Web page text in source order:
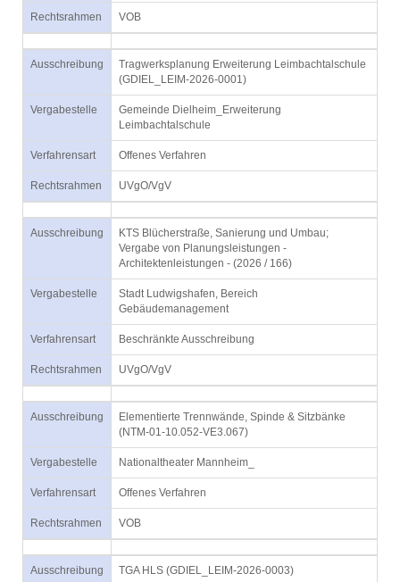
Rechtsrahmen VOB
Ausschreibung
Tragwerksplanung Erweiterung Leimbachtalschule
(GDIEL_LEIM-2026-0001)
Vergabestelle
Gemeinde Dielheim_Erweiterung
Leimbachtalschule
Verfahrensart Offenes Verfahren
Rechtsrahmen UVgO/VgV
Ausschreibung
KTS Blücherstraße, Sanierung und Umbau;
Vergabe von Planungsleistungen -
Architektenleistungen - (2026 / 166)
Vergabestelle
Stadt Ludwigshafen, Bereich
Gebäudemanagement
Verfahrensart Beschränkte Ausschreibung
Rechtsrahmen UVgO/VgV
Ausschreibung
Elementierte Trennwände, Spinde & Sitzbänke
(NTM-01-10.052-VE3.067)
Vergabestelle Nationaltheater Mannheim_
Verfahrensart Offenes Verfahren
Rechtsrahmen VOB
Ausschreibung TGA HLS (GDIEL_LEIM-2026-0003)